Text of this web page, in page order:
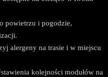
powietrzu i pogodzie,
alergeny na trasie i w miejscu
kolejności modułów na